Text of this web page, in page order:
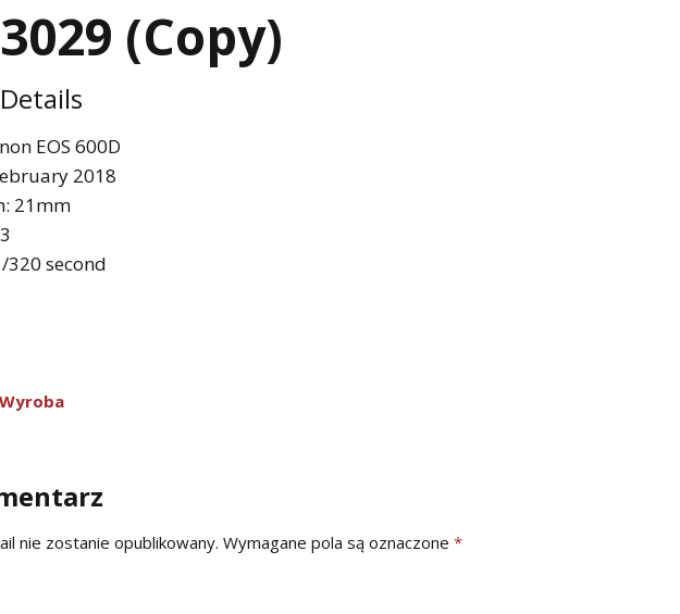
(Copy)
EOS 600D
2018
21mm
320 second
nie zostanie opublikowany. Wymagane pola są oznaczone *